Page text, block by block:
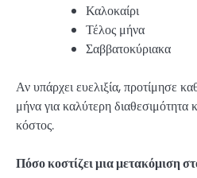
Καλοκαίρι
Τέλος μήνα
Σαββατοκύριακα
Αν υπάρχει ευελιξία, προτίμησε
μήνα για καλύτερη διαθεσιμότητα
κόστος.
Πόσο κοστίζει μια μετακόμιση